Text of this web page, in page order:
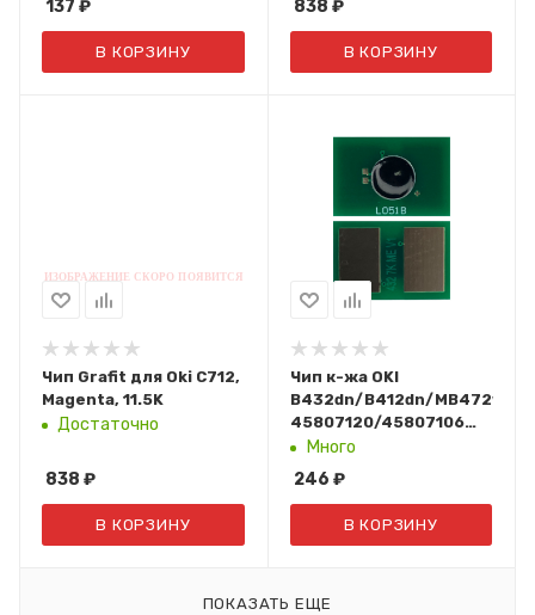
137 ₽
В КОРЗИНУ
838 ₽
В КОРЗИНУ
Чип Grafit для Oki C712,
Magenta, 11.5K
Достаточно
838 ₽
В КОРЗИНУ
Чип к-жа OKI
B432dn/B412dn/MB472w/
45807120/45807106
(7K, OEM Size) JT
Много
246 ₽
В КОРЗИНУ
ПОКАЗАТЬ ЕЩЕ